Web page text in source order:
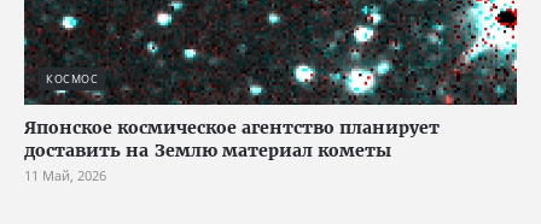
КОСМОС
Японское космическое агентство планирует
доставить на Землю материал кометы
11 Май, 2026